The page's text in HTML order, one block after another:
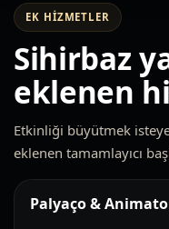
EK HIZMETLER
Sihirbaz
eklenen
Etkinliği büyütmek
eklenen tamamlayıcı
Palyaço &